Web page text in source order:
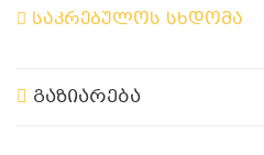
საკრებულოს სხდომა
გაზიარება